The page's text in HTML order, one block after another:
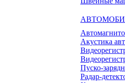
Акустика
Пуско-
Радар-